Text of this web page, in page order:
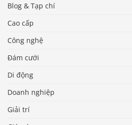
Blog & Tạp chí
Cao cấp
Công nghệ
Đám cưới
Di động
Doanh nghiệp
Giải trí